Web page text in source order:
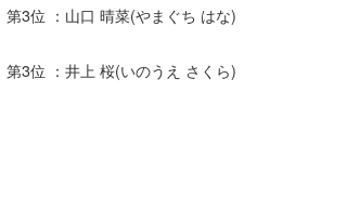
第3位 ：山口 晴菜(やまぐち はな)
第3位 ：井上 桜(いのうえ さくら)